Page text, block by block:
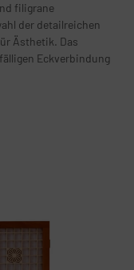
filigrane
der detailreichen
Ästhetik. Das
Eckverbindung